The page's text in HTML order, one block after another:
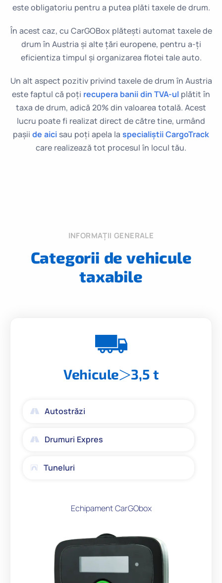
este obligatoriu pentru a putea plăti taxele de drum.
În acest caz, cu CarGOBox plătești automat taxele de
drum în Austria și alte țări europene, pentru a-ți
eficientiza timpul și organizarea flotei tale auto.
Un alt aspect pozitiv privind taxele de drum în Austria
este faptul că poți recupera banii din TVA-ul plătit în
taxa de drum, adică 20% din valoarea totală. Acest
lucru poate fi realizat direct de către tine, urmând
pașii de aici sau poți apela la specialiștii CargoTrack
care realizează tot procesul în locul tău.
INFORMAȚII GENERALE
Categorii de vehicule
taxabile
Vehicule 3,5 t
Autostrăzi
Drumuri Expres
Tuneluri
Echipament CarGObox